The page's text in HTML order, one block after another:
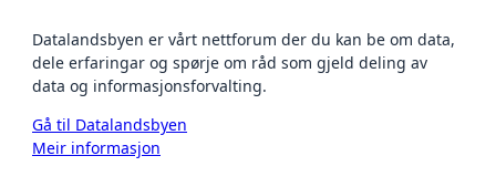
Datalandsbyen er vårt nettforum der du kan be om data,
dele erfaringar og spørje om råd som gjeld deling av
data og informasjonsforvalting.
Gå til Datalandsbyen
Meir informasjon